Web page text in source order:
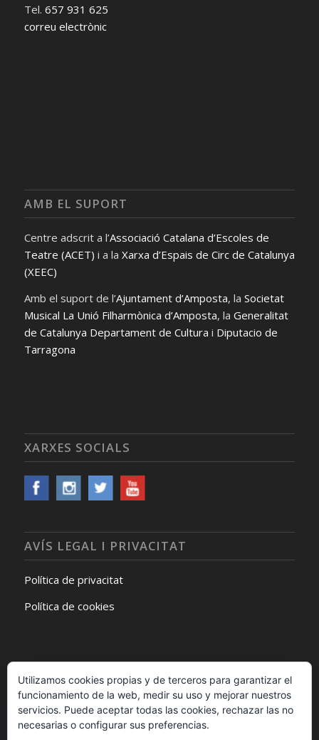
Tel. 657 931 625
correu electrònic
AMB EL SUPORT
Centre adscrit a l’Associació Catalana d’Escoles de
Teatre (ACET) i a la Xarxa d’Espais de Circ de Catalunya
(XEEC)
Amb el suport de l’Ajuntament d’Amposta, la Societat
Musical La Unió Filharmònica d’Amposta, la Generalitat
de Catalunya Departament de Cultura i Diputacio de
Tarragona
XARXES SOCIALS
AVÍS LEGAL I PRIVACITAT
Política de privacitat
Política de cookies
SEGUEIX-NOS A FACEBOOK
Utilizamos cookies propias y de terceros para garantizar el
funcionamiento de la web, medir su uso y mejorar nuestros
servicios. Puede aceptar todas las cookies, rechazar las no
necesarias o configurar sus preferencias.